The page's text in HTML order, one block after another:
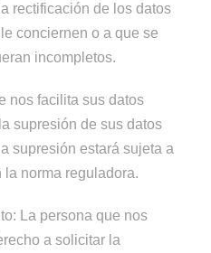
rectificación de los datos
conciernen o a que se
incompletos.
nos facilita sus datos
supresión de sus datos
supresión estará sujeta a
la norma reguladora.
La persona que nos
a solicitar la